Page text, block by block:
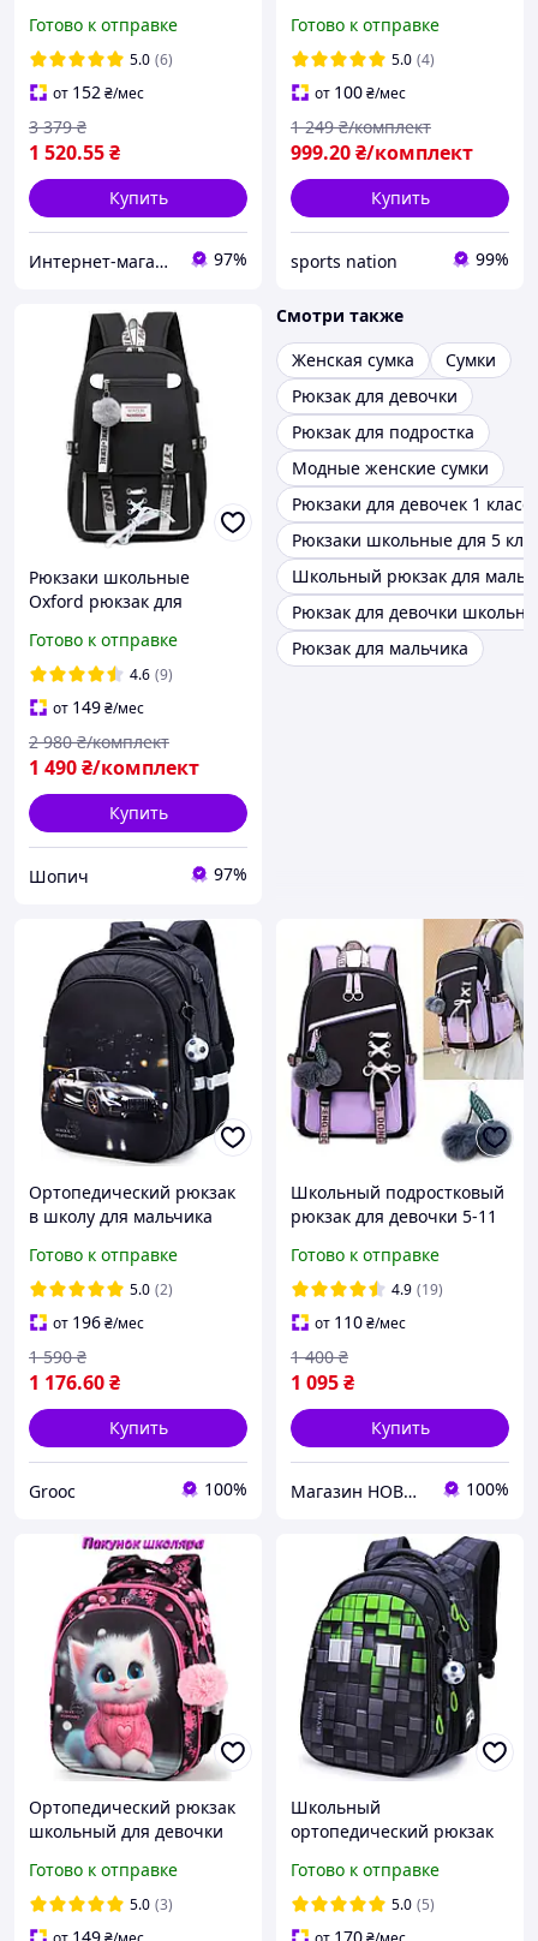
Готово к отправке
5.0 (6)
от 152₴/мес
1 520.55₴
3 379 ₴
Купить
Интернет-магазин "Ксюша" 97%
шоппер + 3 аксессуара
для девочки
Готово к отправке
5.0 (4)
от 100₴/мес
999.20₴/комплект
1 249 ₴/комплект
Купить
sports nation 99%
Рюкзаки школьные
Oxford рюкзак для
школьные рюкзаки для
средней школы код 000
рюкзак для подростка
Готово к отправке
4.6 (9)
от 149₴/мес
1 490₴/комплект
2 980 ₴/комплект
Купить
Шопич 97%
Смотри также
Женская сумка
Сумки
Рюкзак для девочки
Рюкзак для подростка
Модные женские сумки
Рюкзаки для девочек 1 класс
Рюкзаки школьные для 5
Школьный рюкзак для
Рюкзак для девочки
Рюкзак для мальчика
Ортопедический рюкзак
в школу для мальчика
Машиной 38х30х18 см
для первоклассника (150-
8)
Готово к отправке
5.0 (2)
от 196₴/мес
1 176.60₴
1 590 ₴
Купить
Grooc 100%
Школьный подростковый
рюкзак для девочки 5-11
помпоном, фиолетовый
Готово к отправке
4.9 (19)
от 110₴/мес
1 095₴
1 400 ₴
Купить
Магазин НОВИНКИ - стильні рюкзаки та ляльки Реборн 100%
Ортопедический рюкзак
школьный для девочки
см с Котом для
первоклассниц (150-32
Готово к отправке
5.0 (3)
Школьный
ортопедический рюкзак
1,2,3,4 класс Рюкзак
Крипер Winner SkyName
R1-061
Готово к отправке
5.0 (5)